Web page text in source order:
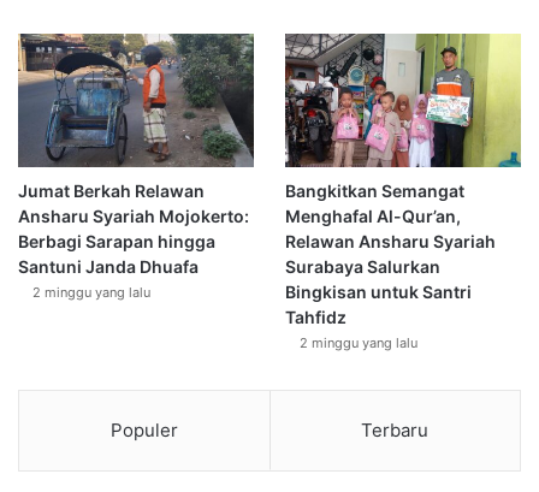
n
Jumat Berkah Relawan
Ansharu Syariah Mojokerto:
Berbagi Sarapan hingga
Santuni Janda Dhuafa
2 minggu yang lalu
Bangkitkan Semangat
Menghafal Al-Qur’an,
Relawan Ansharu Syariah
Surabaya Salurkan
Bingkisan untuk Santri
Tahfidz
2 minggu yang lalu
Populer Terbaru